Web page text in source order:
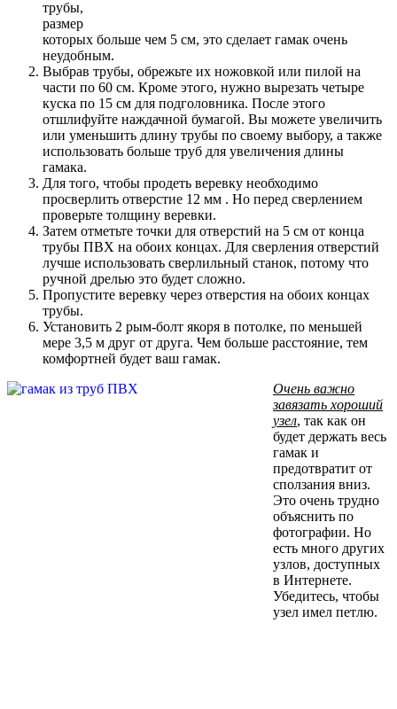
трубы,
размер
которых больше чем 5 см, это сделает гамак очень
неудобным.
Выбрав трубы, обрежьте их ножовкой или пилой на
части по 60 см. Кроме этого, нужно вырезать четыре
куска по 15 см для подголовника. После этого
отшлифуйте наждачной бумагой. Вы можете увеличить
или уменьшить длину трубы по своему выбору, а также
использовать больше труб для увеличения длины
гамака.
Для того, чтобы продеть веревку необходимо
просверлить отверстие 12 мм . Но перед сверлением
проверьте толщину веревки.
Затем отметьте точки для отверстий на 5 см от конца
трубы ПВХ на обоих концах. Для сверления отверстий
лучше использовать сверлильный станок, потому что
ручной дрелью это будет сложно.
Пропустите веревку через отверстия на обоих концах
трубы.
Установить 2 рым-болт якоря в потолке, по меньшей
мере 3,5 м друг от друга. Чем больше расстояние, тем
комфортней будет ваш гамак.
Очень важно
завязать хороший
узел, так как он
будет держать весь
гамак и
предотвратит от
сползания вниз.
Это очень трудно
объяснить по
фотографии. Но
есть много других
узлов, доступных
в Интернете.
Убедитесь, чтобы
узел имел петлю.